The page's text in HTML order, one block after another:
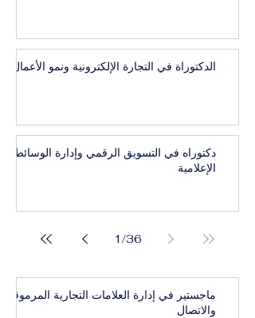
الدكتوراة في التجارة الإلكترونية ونمو الأعمال
دكتوراه في التسويق الرقمي وإدارة الوسائط
الإعلامية
1 /36
ماجستير في إدارة العلامات التجارية المرموقة
والاتصال